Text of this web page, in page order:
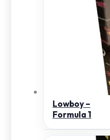
Lowboy –
Formula 1